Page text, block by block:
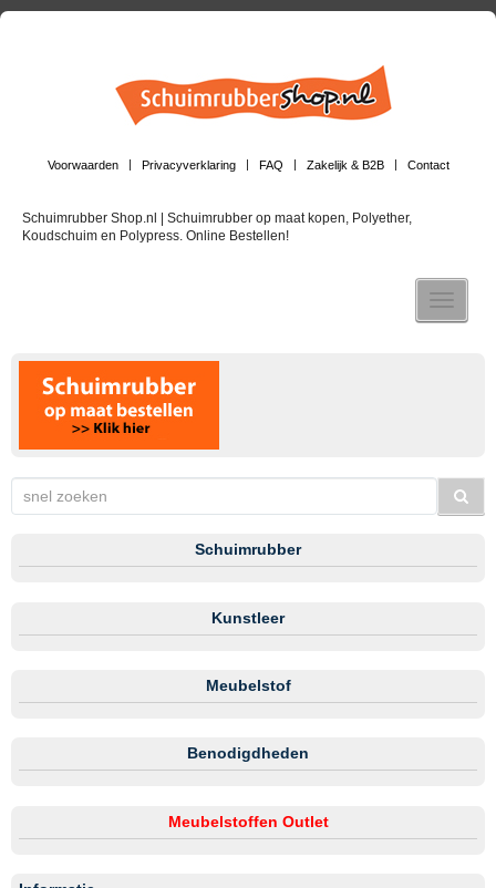
Voorwaarden Privacyverklaring FAQ Zakelijk & B2B Contact
Schuimrubber Shop.nl | Schuimrubber op maat kopen, Polyether,
Koudschuim en Polypress. Online Bestellen!
Toggle
Schuimrubber
Kunstleer
Meubelstof
Benodigdheden
Meubelstoffen Outlet